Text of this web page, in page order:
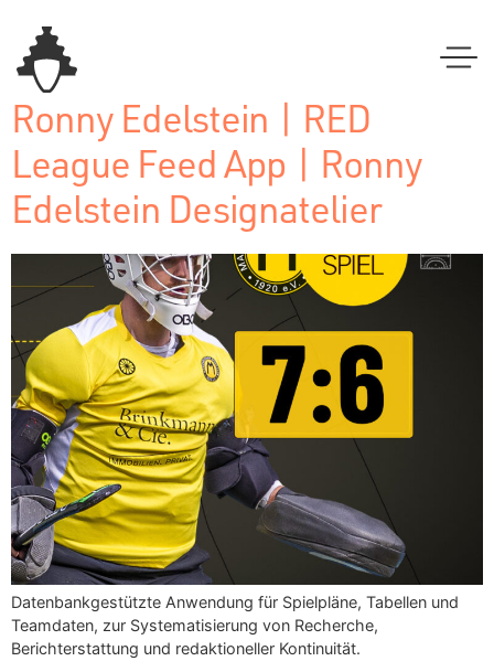
Ronny Edelstein | RED
League Feed App | Ronny
Edelstein Designatelier
Datenbankgestützte Anwendung für Spielpläne, Tabellen und
Teamdaten, zur Systematisierung von Recherche,
Berichterstattung und redaktioneller Kontinuität.